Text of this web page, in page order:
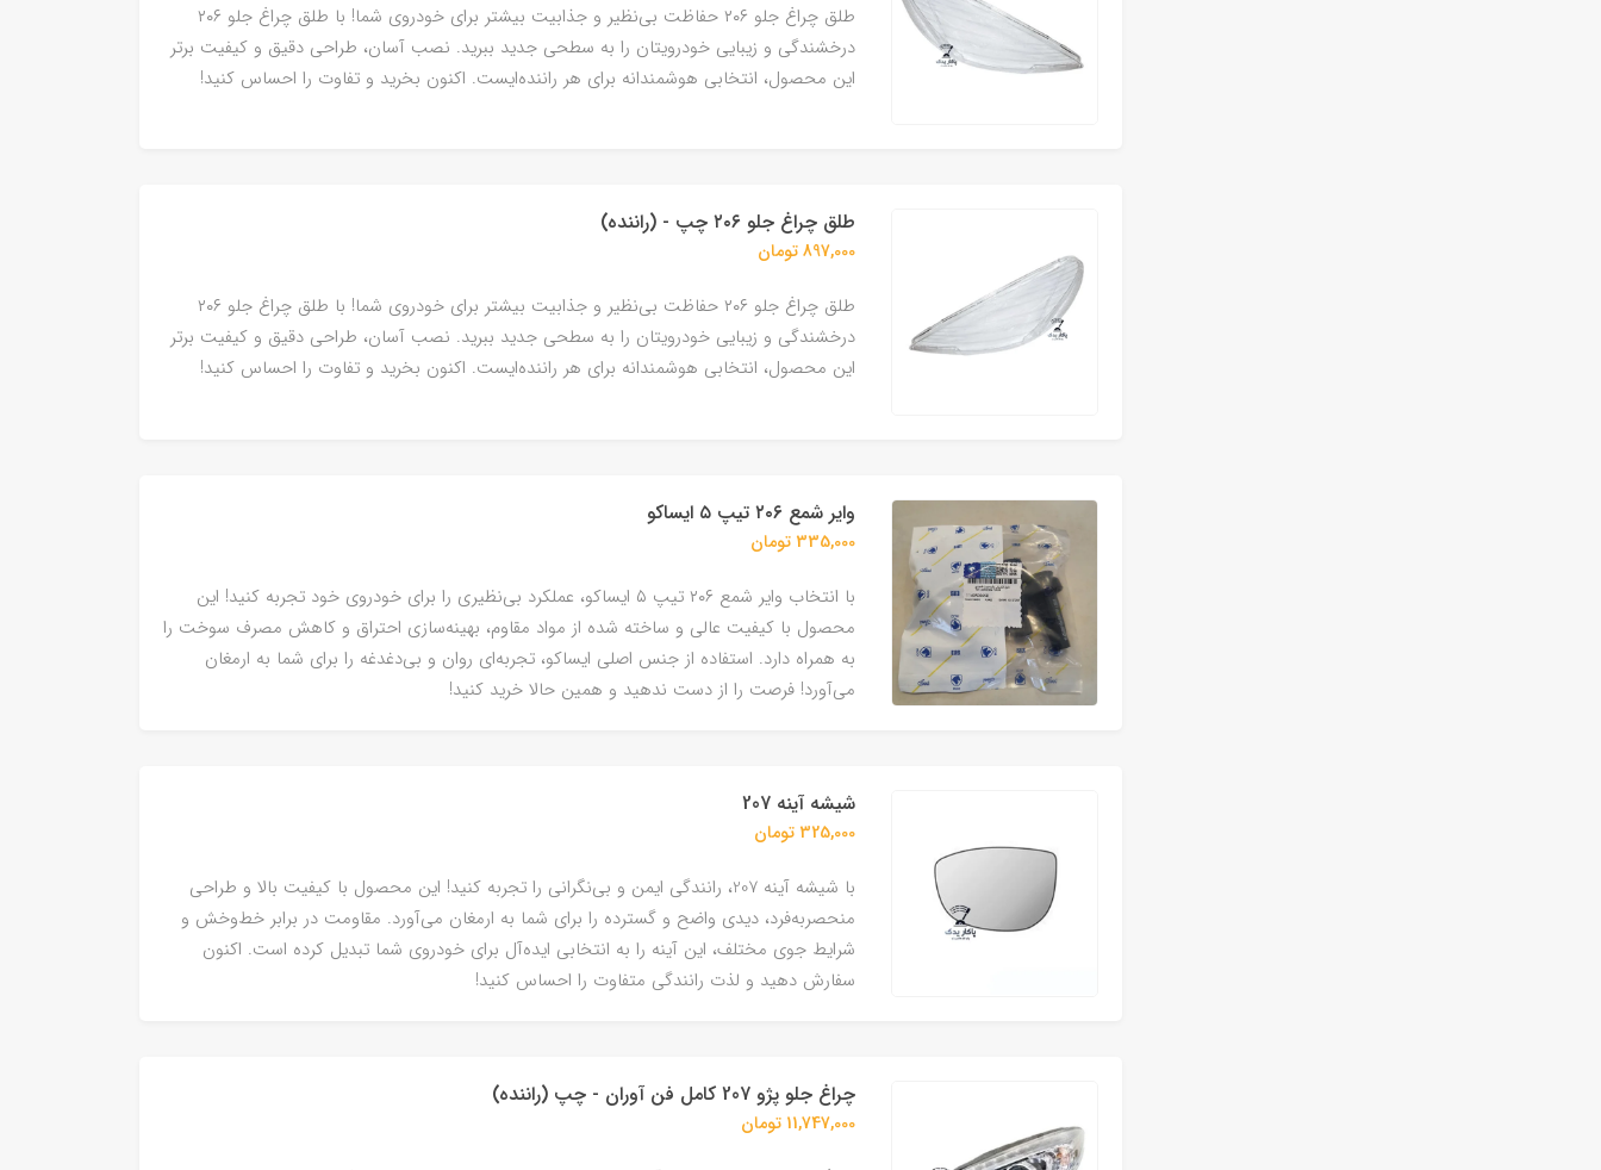
طلق چراغ جلو ۲۰۶ حفاظت بی‌نظیر و جذابیت بیشتر برای خودروی شما! با طلق چراغ جلو ۲۰۶
درخشندگی و زیبایی خودرویتان را به سطحی جدید ببرید. نصب آسان، طراحی دقیق و کیفیت برتر
این محصول، انتخابی هوشمندانه برای هر راننده‌ایست. اکنون بخرید و تفاوت را احساس کنید!
طلق چراغ جلو ۲۰۶ چپ - (راننده)
897,000 تومان
طلق چراغ جلو ۲۰۶ حفاظت بی‌نظیر و جذابیت بیشتر برای خودروی شما! با طلق چراغ جلو ۲۰۶
درخشندگی و زیبایی خودرویتان را به سطحی جدید ببرید. نصب آسان، طراحی دقیق و کیفیت برتر
این محصول، انتخابی هوشمندانه برای هر راننده‌ایست. اکنون بخرید و تفاوت را احساس کنید!
وایر شمع ۲۰۶ تیپ ۵ ایساکو
335,000 تومان
با انتخاب وایر شمع ۲۰۶ تیپ ۵ ایساکو، عملکرد بی‌نظیری را برای خودروی خود تجربه کنید! این
محصول با کیفیت عالی و ساخته شده از مواد مقاوم، بهینه‌سازی احتراق و کاهش مصرف سوخت را
به همراه دارد. استفاده از جنس اصلی ایساکو، تجربه‌ای روان و بی‌دغدغه را برای شما به ارمغان
می‌آورد! فرصت را از دست ندهید و همین حالا خرید کنید!
شیشه آینه 207
325,000 تومان
با شیشه آینه 207، رانندگی ایمن و بی‌نگرانی را تجربه کنید! این محصول با کیفیت بالا و طراحی
منحصر‌به‌فرد، دیدی واضح و گسترده را برای شما به ارمغان می‌آورد. مقاومت در برابر خط‌و‌خش و
شرایط جوی مختلف، این آینه را به انتخابی ایده‌آل برای خودروی شما تبدیل کرده است. اکنون
سفارش دهید و لذت رانندگی متفاوت را احساس کنید!
چراغ جلو پژو 207 کامل فن آوران - چپ (راننده)
11,747,000 تومان